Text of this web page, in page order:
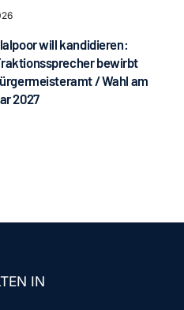
will kandidieren:
bewirbt
/ Wahl am
2027
IN